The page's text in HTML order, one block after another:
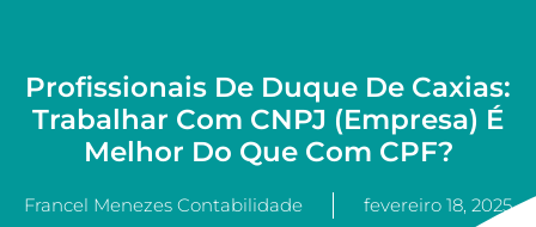
Profissionais De Duque De Caxias:
Trabalhar Com CNPJ (empresa) É
Melhor Do Que Com CPF?
Francel Menezes Contabilidade fevereiro 18, 2025